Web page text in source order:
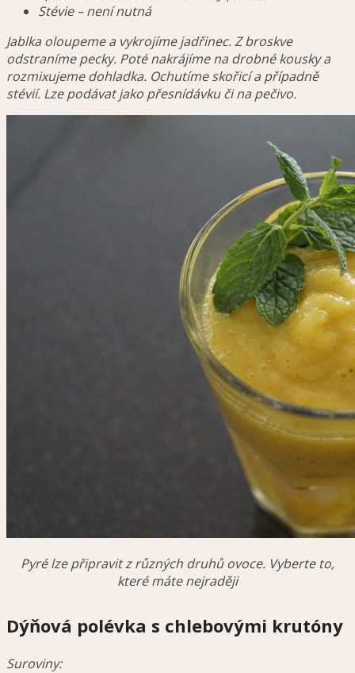
Stévie – není nutná
Jablka oloupeme a vykrojíme jadřinec. Z broskve
odstraníme pecky. Poté nakrájíme na drobné kousky a
rozmixujeme dohladka. Ochutíme skořicí a případně
stévií. Lze podávat jako přesnídávku či na pečivo.
Pyré lze připravit z různých druhů ovoce. Vyberte to,
které máte nejraději
Dýňová polévka s chlebovými krutóny
Suroviny: